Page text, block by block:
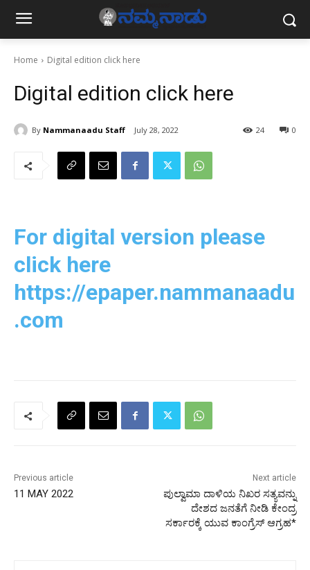
Home Digital edition click here
Digital edition click here
By Nammanaadu Staff July 28, 2022 0
24
For digital version please
click here
https://epaper.nammanaadu
.com
Previous article
11 MAY 2022
Next article
ಪುಲ್ವಾಮಾ ದಾಳಿಯ ನಿಖರ ಸತ್ಯವನ್ನು
ದೇಶದ ಜನತೆಗೆ ನೀಡಿ ಕೇಂದ್ರ
ಸರ್ಕಾರಕ್ಕೆ ಯುವ ಕಾಂಗ್ರೆಸ್ ಆಗ್ರಹ*